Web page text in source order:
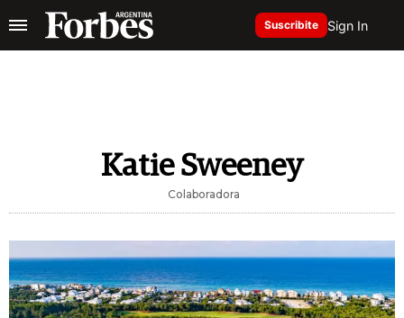
Suscribite Sign In
Katie Sweeney
Colaboradora